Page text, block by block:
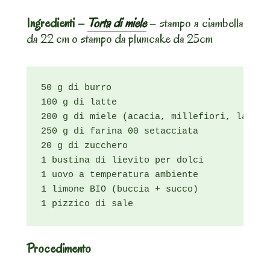
Ingredienti – Torta di miele– stampo a ciambella
da 22 cm o stampo da plumcake da 25cm
50 g di burro
100 g di latte
200 g di miele (acacia, millefiori,
250 g di farina 00 setacciata
20 g di zucchero
1 bustina di lievito per dolci
1 uovo a temperatura ambiente
1 limone BIO (buccia + succo)
1 pizzico di sale
Procedimento